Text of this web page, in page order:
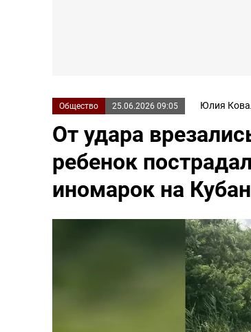
Общество 25.06.2026 09:05 Юлия
От удара
ребенок
иномарок на